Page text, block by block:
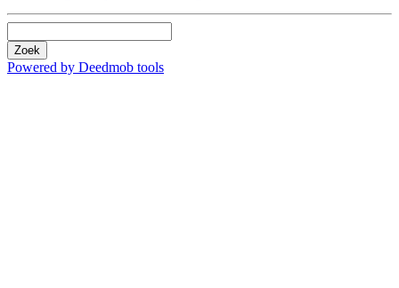
Zoek
Powered by Deedmob tools